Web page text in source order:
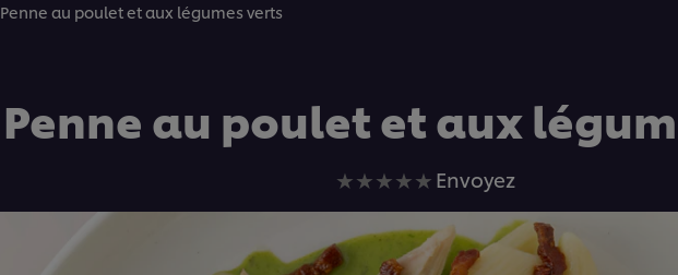
Penne au poulet et aux légumes verts
Penne au poulet et aux
Aucune
évaluation
soumise
pour
Envoyez